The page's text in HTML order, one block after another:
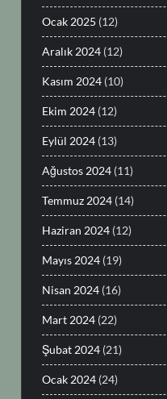
Ocak 2025 (12)
Aralık 2024 (12)
Kasım 2024 (10)
Ekim 2024 (12)
Eylül 2024 (13)
Ağustos 2024 (11)
Temmuz 2024 (14)
Haziran 2024 (12)
Mayıs 2024 (19)
Nisan 2024 (16)
Mart 2024 (22)
Şubat 2024 (21)
Ocak 2024 (24)